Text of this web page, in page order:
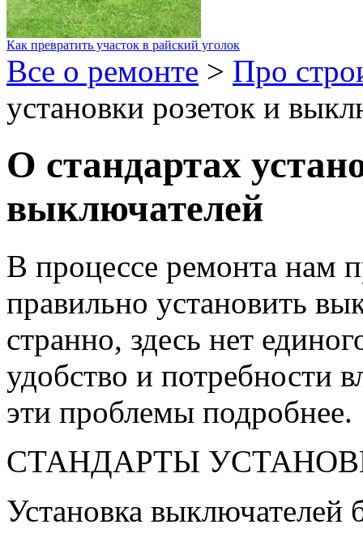
Как превратить участок в райский уголок
Все о ремонте > Про
установки розеток и
О стандартах
выключателей
В процессе ремонта нам
правильно установить
странно, здесь нет
удобство и потребности
эти проблемы подробнее.
СТАНДАРТЫ
Установка выключателей